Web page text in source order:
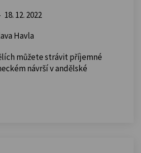
18. 12. 2022
Havla
můžete strávit příjemné
návrší v andělské